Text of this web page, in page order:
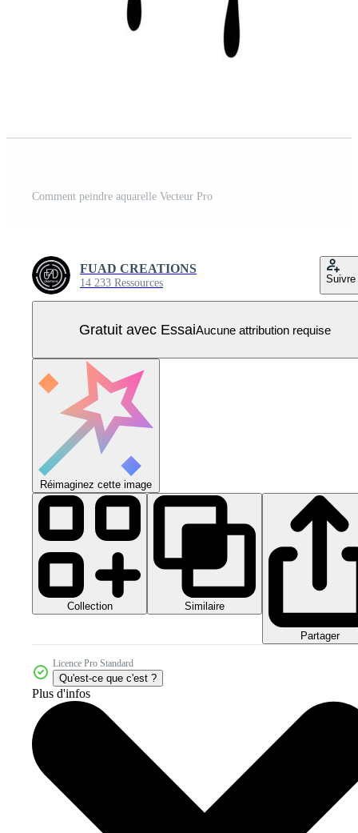
Comment peindre aquarelle Vecteur Pro
FUAD CREATIONS
14 233 Ressources Suivre
Gratuit avec EssaiAucune attribution requise
Réimaginez cette image
Collection Similaire
Partager
Licence Pro Standard
Qu'est-ce que c'est ?
Plus d'infos